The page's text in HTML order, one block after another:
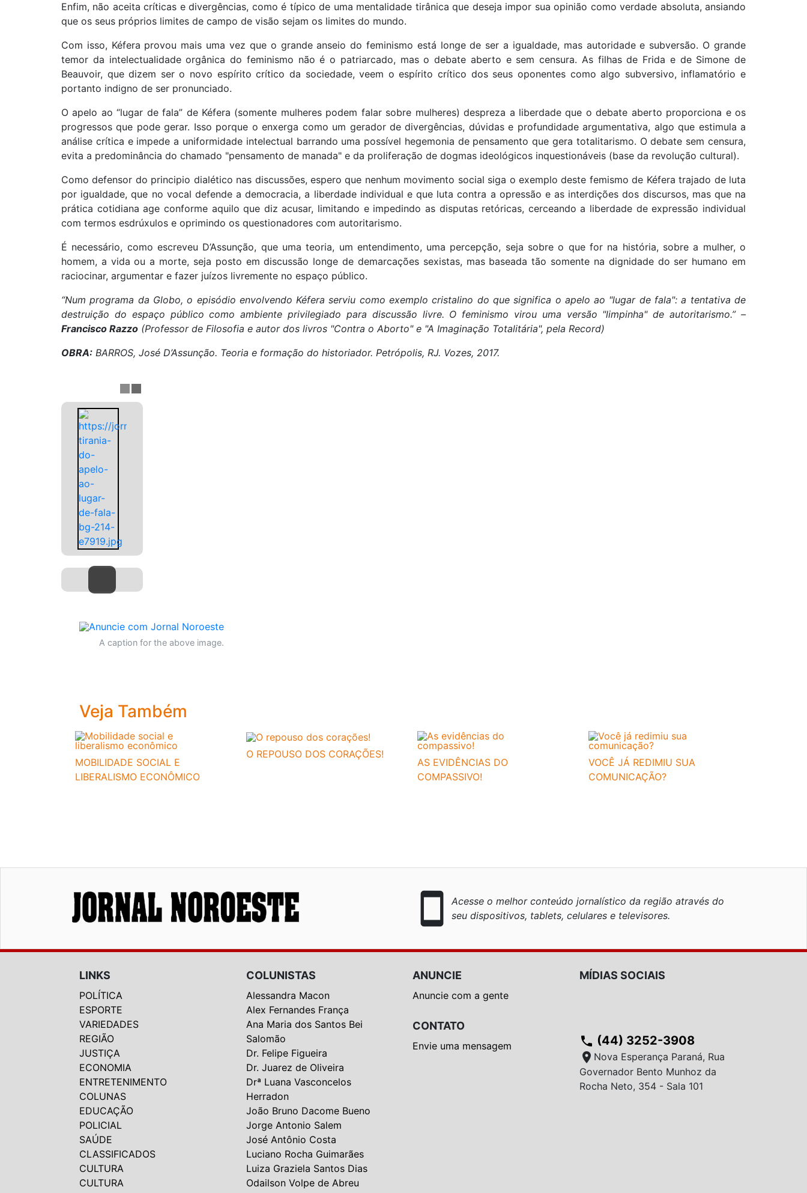
Enfim, não aceita críticas e divergências, como é típico de uma mentalidade tirânica que deseja impor sua opinião como verdade absoluta, ansiando
que os seus próprios limites de campo de visão sejam os limites do mundo.
Com isso, Kéfera provou mais uma vez que o grande anseio do feminismo está longe de ser a igualdade, mas autoridade e subversão. O grande
temor da intelectualidade orgânica do feminismo não é o patriarcado, mas o debate aberto e sem censura. As filhas de Frida e de Simone de
Beauvoir, que dizem ser o novo espírito crítico da sociedade, veem o espírito crítico dos seus oponentes como algo subversivo, inflamatório e
portanto indigno de ser pronunciado.
O apelo ao “lugar de fala” de Kéfera (somente mulheres podem falar sobre mulheres) despreza a liberdade que o debate aberto proporciona e os
progressos que pode gerar. Isso porque o enxerga como um gerador de divergências, dúvidas e profundidade argumentativa, algo que estimula a
análise crítica e impede a uniformidade intelectual barrando uma possível hegemonia de pensamento que gera totalitarismo. O debate sem censura,
evita a predominância do chamado "pensamento de manada" e da proliferação de dogmas ideológicos inquestionáveis (base da revolução cultural).
Como defensor do principio dialético nas discussões, espero que nenhum movimento social siga o exemplo deste femismo de Kéfera trajado de luta
por igualdade, que no vocal defende a democracia, a liberdade individual e que luta contra a opressão e as interdições dos discursos, mas que na
prática cotidiana age conforme aquilo que diz acusar, limitando e impedindo as disputas retóricas, cerceando a liberdade de expressão individual
com termos esdrúxulos e oprimindo os questionadores com autoritarismo.
É necessário, como escreveu D’Assunção, que uma teoria, um entendimento, uma percepção, seja sobre o que for na história, sobre a mulher, o
homem, a vida ou a morte, seja posto em discussão longe de demarcações sexistas, mas baseada tão somente na dignidade do ser humano em
raciocinar, argumentar e fazer juízos livremente no espaço público.
“Num programa da Globo, o episódio envolvendo Kéfera serviu como exemplo cristalino do que significa o apelo ao "lugar de fala": a tentativa de
destruição do espaço público como ambiente privilegiado para discussão livre. O feminismo virou uma versão "limpinha" de autoritarismo.” –
Francisco Razzo (Professor de Filosofia e autor dos livros "Contra o Aborto" e "A Imaginação Totalitária", pela Record)
OBRA: BARROS, José D’Assunção. Teoria e formação do historiador. Petrópolis, RJ. Vozes, 2017.
A caption for the above image.
Veja Também
MOBILIDADE SOCIAL E
LIBERALISMO ECONÔMICO
O REPOUSO DOS CORAÇÕES!
AS EVIDÊNCIAS DO
COMPASSIVO!
VOCÊ JÁ REDIMIU SUA
COMUNICAÇÃO?
smartphone
Acesse o melhor conteúdo jornalístico da região através do
seu dispositivos, tablets, celulares e televisores.
LINKS
POLÍTICA
ESPORTE
VARIEDADES
REGIÃO
JUSTIÇA
ECONOMIA
ENTRETENIMENTO
COLUNAS
EDUCAÇÃO
POLICIAL
SAÚDE
CLASSIFICADOS
CULTURA
CULTURA
COLUNISTAS
Alessandra Macon
Alex Fernandes França
Ana Maria dos Santos Bei
Salomão
Dr. Felipe Figueira
Dr. Juarez de Oliveira
Drª Luana Vasconcelos
Herradon
João Bruno Dacome Bueno
Jorge Antonio Salem
José Antônio Costa
Luciano Rocha Guimarães
Luiza Graziela Santos Dias
Odailson Volpe de Abreu
ANUNCIE
Anuncie com a gente
CONTATO
Envie uma mensagem
MÍDIAS SOCIAIS
phone (44) 3252-3908
location_on Nova Esperança Paraná, Rua
Governador Bento Munhoz da
Rocha Neto, 354 - Sala 101